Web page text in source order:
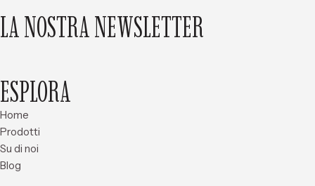
LA NOSTRA NEWSLETTER
ESPLORA
Home
Prodotti
Su di noi
Blog